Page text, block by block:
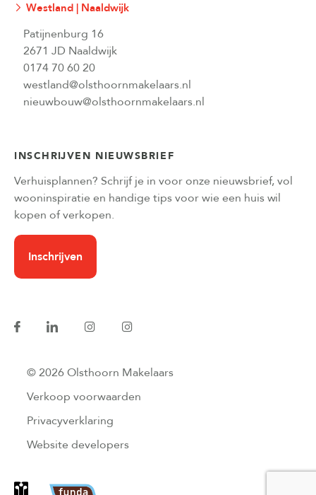
Westland | Naaldwijk
Patijnenburg 16
2671 JD Naaldwijk
0174 70 60 20
westland@olsthoornmakelaars.nl
nieuwbouw@olsthoornmakelaars.nl
INSCHRIJVEN NIEUWSBRIEF
Verhuisplannen? Schrijf je in voor onze nieuwsbrief, vol
wooninspiratie en handige tips voor wie een huis wil
kopen of verkopen.
Inschrijven
© 2026 Olsthoorn Makelaars
Verkoop voorwaarden
Privacyverklaring
Website developers